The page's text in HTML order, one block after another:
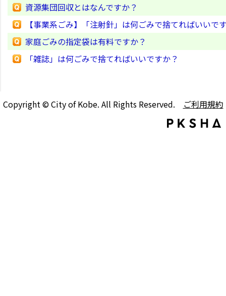
資源集団回収とはなんですか？
【事業系ごみ】「注射針」は何ごみで捨てればいいで
家庭ごみの指定袋は有料ですか？
「雑誌」は何ごみで捨てればいいですか？
Copyright © City of Kobe. All Rights Reserved. ご利用規約